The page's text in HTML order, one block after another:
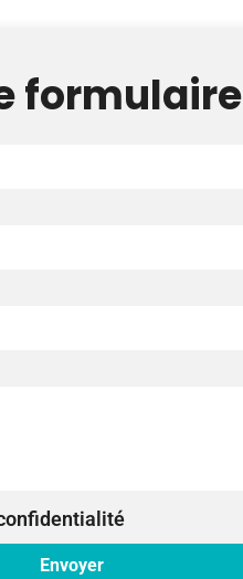
formulaire
Envoyer